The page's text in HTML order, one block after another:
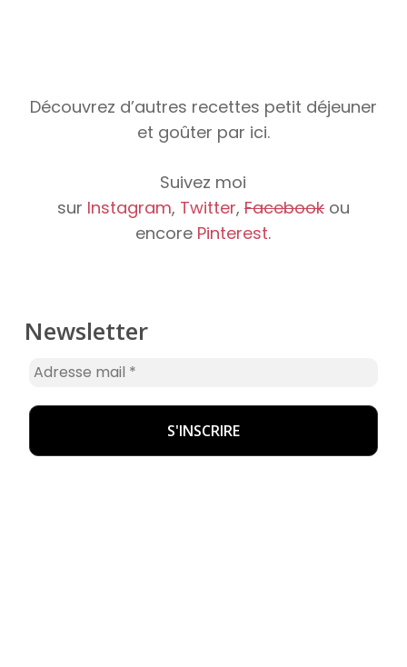
Découvrez d’autres recettes petit déjeuner
et goûter par ici.
Suivez moi
sur Instagram, Twitter, Facebookou
encore Pinterest.
Newsletter